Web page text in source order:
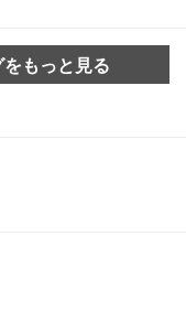
もっと見る